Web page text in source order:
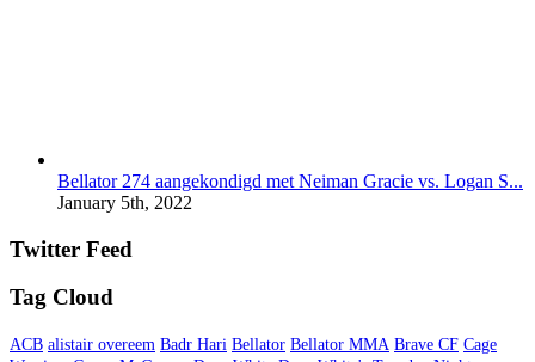
Bellator 274 aangekondigd met Neiman Gracie vs. Logan S...
January 5th, 2022
Twitter Feed
Tag Cloud
ACB alistair overeem Badr Hari Bellator Bellator MMA Brave CF Cage